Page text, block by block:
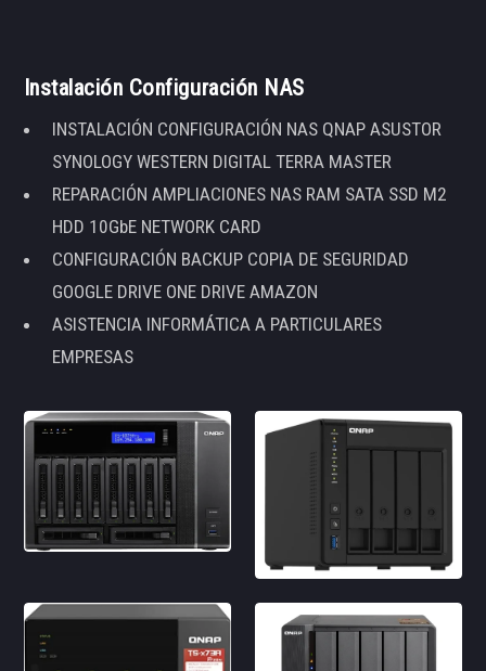
Instalación Configuración NAS
INSTALACIÓN CONFIGURACIÓN NAS QNAP ASUSTOR
SYNOLOGY WESTERN DIGITAL TERRA MASTER
REPARACIÓN AMPLIACIONES NAS RAM SATA SSD M2
HDD 10GbE NETWORK CARD
CONFIGURACIÓN BACKUP COPIA DE SEGURIDAD
GOOGLE DRIVE ONE DRIVE AMAZON
ASISTENCIA INFORMÁTICA A PARTICULARES
EMPRESAS